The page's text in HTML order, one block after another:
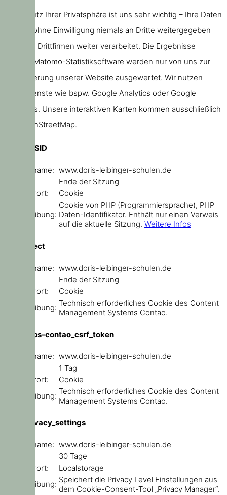
Der Schutz Ihrer Privatsphäre ist uns sehr wichtig – Ihre Daten
werden ohne Einwilligung niemals an Dritte weitergegeben
oder von Drittfirmen weiter verarbeitet. Die Ergebnisse
Matomo-Statistiksoftware werden nur von uns zur
Verbesserung unserer Website ausgewertet. Wir nutzen
keine Dienste wie bspw. Google Analytics oder Google
Webfonts. Unsere interaktiven Karten kommen ausschließlich
von OpenStreetMap.
PHPSESSID
Domainname: www.doris-leibinger-schulen.de
Ende der Sitzung
Speicherort:
Cookie
Beschreibung:
Cookie von PHP (Programmiersprache), PHP
Daten-Identifikator. Enthält nur einen Verweis
auf die aktuelle Sitzung. Weitere Infos
sf_redirect
Domainname: www.doris-leibinger-schulen.de
Ende der Sitzung
Speicherort:
Cookie
Beschreibung: Technisch erforderliches Cookie des Content
Management Systems Contao.
csrf_https-contao_csrf_token
Domainname: www.doris-leibinger-schulen.de
1 Tag
Speicherort:
Cookie
Beschreibung: Technisch erforderliches Cookie des Content
Management Systems Contao.
user_privacy_settings
Domainname: www.doris-leibinger-schulen.de
30 Tage
Speicherort:
Localstorage
Beschreibung: Speichert die Privacy Level Einstellungen aus
dem Cookie-Consent-Tool „Privacy Manager“.